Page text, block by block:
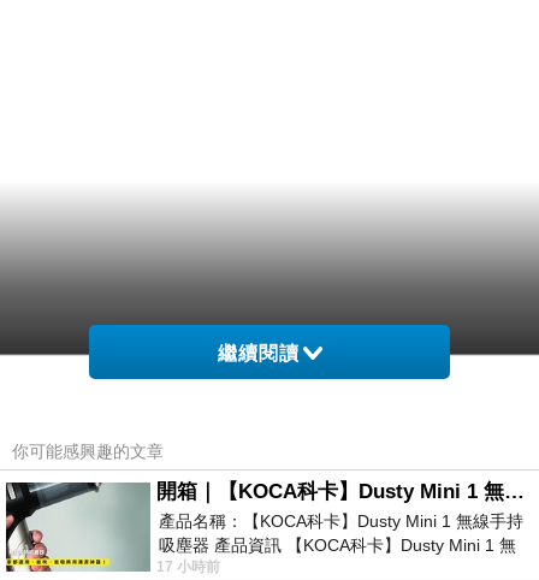
繼續閱讀
你可能感興趣的文章
開箱｜【KOCA科卡】Dusty Mini 1 無線手持吸塵器
產品名稱：【KOCA科卡】Dusty Mini 1 無線手持
吸塵器 產品資訊 【KOCA科卡】Dusty Mini 1 無
線手持吸塵器評語： 能吸、能吹兼具兩
17 小時前